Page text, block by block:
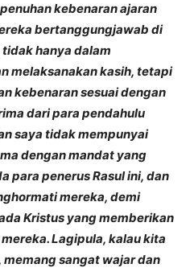
kebenaran ajaran
bertanggungjawab di
hanya dalam
melaksanakan kasih, tetapi
kebenaran sesuai dengan
dari para pendahulu
saya tidak mempunyai
dengan mandat yang
para penerus Rasul ini, dan
mereka, demi
Kristus yang memberikan
Lagipula, kalau kita
memang sangat wajar dan